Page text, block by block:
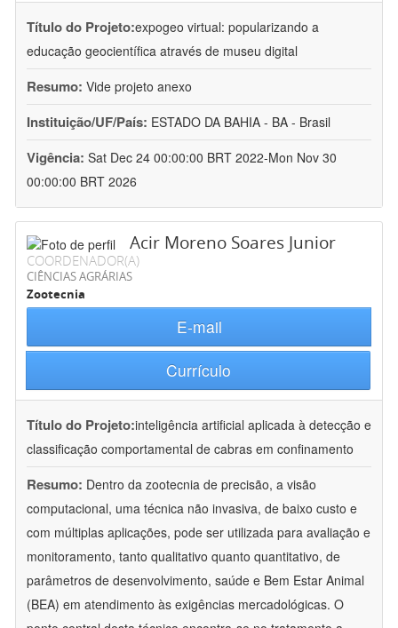
Título do Projeto:expogeo virtual: popularizando a
educação geocientífica através de museu digital
Resumo: Vide projeto anexo
Instituição/UF/País: ESTADO DA BAHIA - BA - Brasil
Vigência: Sat Dec 24 00:00:00 BRT 2022-Mon Nov 30
00:00:00 BRT 2026
Acir Moreno Soares Junior
COORDENADOR(A)
CIÊNCIAS AGRÁRIAS
Zootecnia
E-mail
Currículo
Título do Projeto:inteligência artificial aplicada à detecção e
classificação comportamental de cabras em confinamento
Resumo: Dentro da zootecnia de precisão, a visão
computacional, uma técnica não invasiva, de baixo custo e
com múltiplas aplicações, pode ser utilizada para avaliação e
monitoramento, tanto qualitativo quanto quantitativo, de
parâmetros de desenvolvimento, saúde e Bem Estar Animal
(BEA) em atendimento às exigências mercadológicas. O